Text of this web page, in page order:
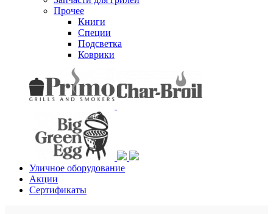
Прочее
Книги
Специи
Подсветка
Коврики
Уличное оборудование
Акции
Сертификаты